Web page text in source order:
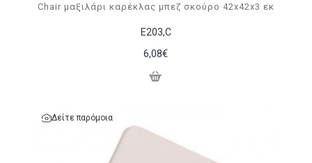
Ε203,C
Chair μαξιλάρι καρέκλας μπεζ σκούρο 42x42x3 εκ
6,08€
Δείτε παρόμοια